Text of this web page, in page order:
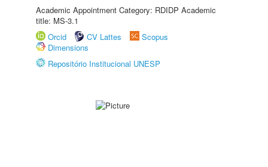
Academic Appointment Category: RDIDP Academic
title: MS-3.1
Orcid
CV Lattes
Scopus
Dimensions
Repositório Institucional UNESP